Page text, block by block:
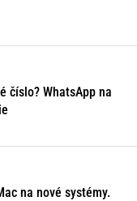
číslo? WhatsApp na
na nové systémy.